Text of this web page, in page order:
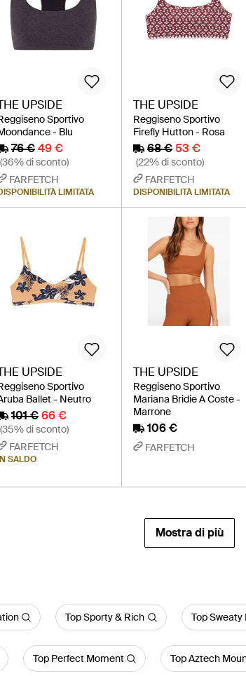
UPSIDE
Sportivo
- Blu
76 € 49 €
(36% di sconto)
FARFETCH
LIMITATA
THE UPSIDE
Reggiseno Sportivo
Firefly Hutton - Rosa
68 € 53 €
(22% di sconto)
FARFETCH
DISPONIBILITÀ LIMITATA
UPSIDE
Sportivo
Ballet - Neutro
101 € 66 €
(35% di sconto)
FARFETCH
SALDO
THE UPSIDE
Reggiseno Sportivo
Mariana Bridie A Coste -
Marrone
106 €
FARFETCH
Mostra di più
Top Sporty & Rich Top Sweaty
Top Perfect Moment Top Aztech